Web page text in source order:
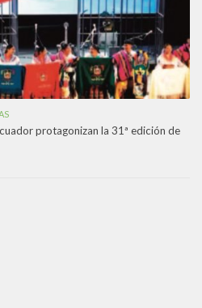
protagonizan la 31ª edición de